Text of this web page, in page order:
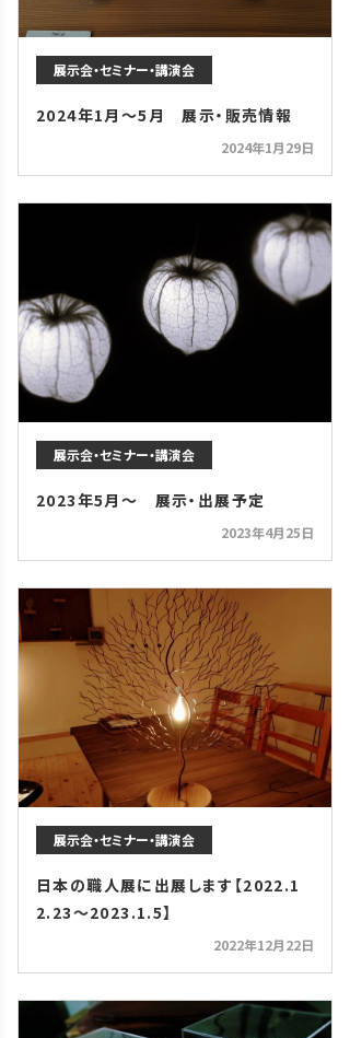
展示会・セミナー・講演会
2024年1月～5月 展示・販売情報
2024年1月29日
展示会・セミナー・講演会
2023年5月～ 展示・出展予定
2023年4月25日
展示会・セミナー・講演会
日本の職人展に出展します【2022.1
2.23～2023.1.5】
2022年12月22日